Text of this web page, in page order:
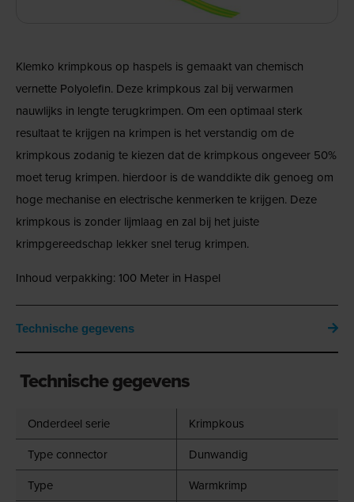
Klemko krimpkous op haspels is gemaakt van chemisch
vernette Polyolefin. Deze krimpkous zal bij verwarmen
nauwlijks in lengte terugkrimpen. Om een optimaal sterk
resultaat te krijgen na krimpen is het verstandig om de
krimpkous zodanig te kiezen dat de krimpkous ongeveer 50%
moet terug krimpen. hierdoor is de wanddikte dik genoeg om
hoge mechanise en electrische kenmerken te krijgen. Deze
krimpkous is zonder lijmlaag en zal bij het juiste
krimpgereedschap lekker snel terug krimpen.
Inhoud verpakking: 100 Meter in Haspel
Technische gegevens
Technische gegevens
Onderdeel serie
Krimpkous
Type connector
Dunwandig
Type
Warmkrimp